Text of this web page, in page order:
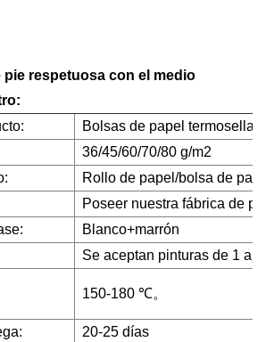
pie respetuosa con el medio
Bolsas de papel
36/45/60/70/80 g/m2
Rollo de papel/bolsa de
Poseer nuestra fábrica de
Blanco+marrón
Se aceptan pinturas de 1 a
150-180 ℃。
20-25 días